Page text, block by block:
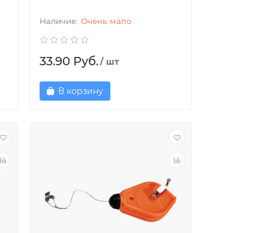
Очень мало
33.90 Руб./ шт
В корзину